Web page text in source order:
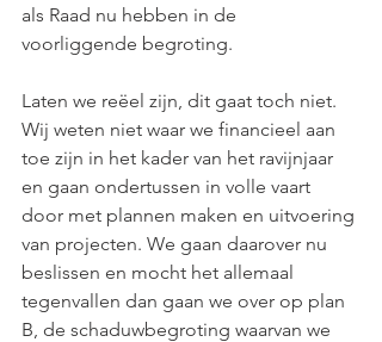
als Raad nu hebben in de
voorliggende begroting.
Laten we reëel zijn, dit gaat toch niet.
Wij weten niet waar we financieel aan
toe zijn in het kader van het ravijnjaar
en gaan ondertussen in volle vaart
door met plannen maken en uitvoering
van projecten. We gaan daarover nu
beslissen en mocht het allemaal
tegenvallen dan gaan we over op plan
B, de schaduwbegroting waarvan we